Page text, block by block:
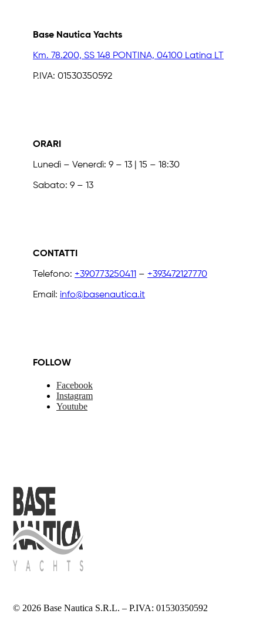
Base Nautica Yachts
Km. 78.200, SS 148 PONTINA, 04100 Latina LT
P.IVA: 01530350592
ORARI
Lunedì – Venerdì: 9 – 13 | 15 – 18:30
Sabato: 9 – 13
CONTATTI
Telefono: +390773250411 – +393472127770
Email: info@basenautica.it
FOLLOW
Facebook
Instagram
Youtube
© 2026 Base Nautica S.R.L. – P.IVA: 01530350592